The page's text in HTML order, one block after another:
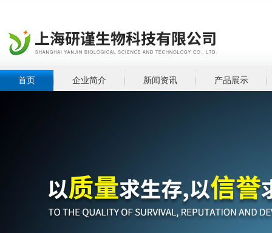
首页 企业简介 新闻资讯 产品展示